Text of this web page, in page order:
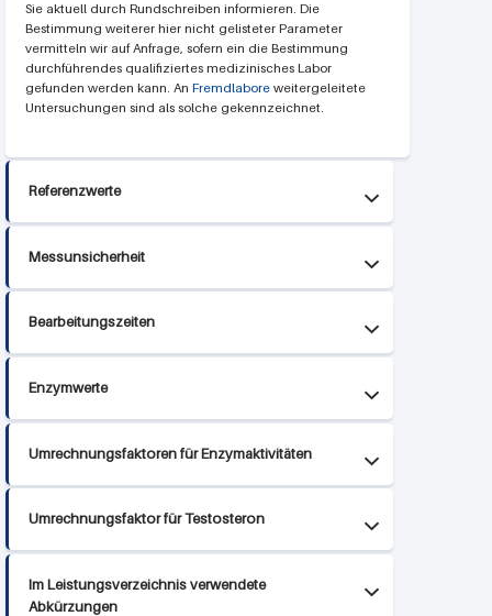
Sie aktuell durch Rundschreiben informieren. Die
Bestimmung weiterer hier nicht gelisteter Parameter
vermitteln wir auf Anfrage, sofern ein die Bestimmung
durchführendes qualifiziertes medizinisches Labor
gefunden werden kann. An Fremdlabore weitergeleitete
Untersuchungen sind als solche gekennzeichnet.
Referenzwerte
Messunsicherheit
Bearbeitungszeiten
Enzymwerte
Umrechnungsfaktoren für Enzymaktivitäten
Umrechnungsfaktor für Testosteron
Im Leistungsverzeichnis verwendete
Abkürzungen